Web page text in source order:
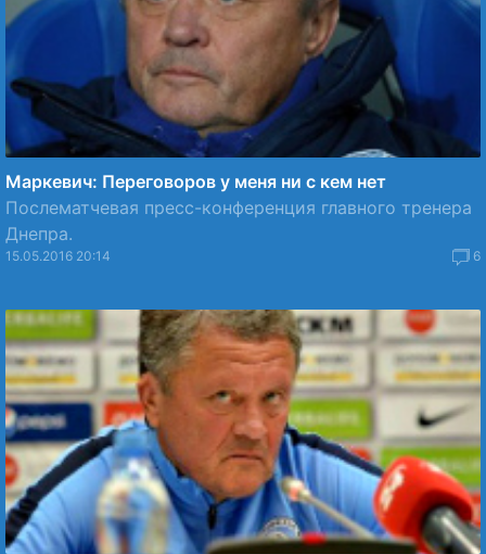
Маркевич: Переговоров у меня ни с кем нет
Послематчевая пресс-конференция главного тренера
Днепра.
15.05.2016 20:14 6